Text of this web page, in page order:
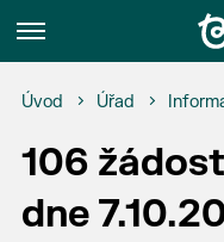
Menu
Úvod Úřad
106
dne